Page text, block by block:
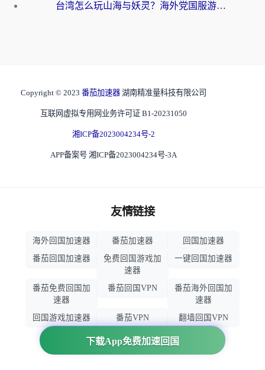
台湾怎么玩山海与妖灵？海外党国服游戏加速全攻略，告别延迟卡顿
下载App免费加速回国
Copyright © 2023 番茄加速器 湖南精准量科技有限公司
互联网虚拟专用网业务许可证 B1-20231050
湘ICP备2023004234号-2
APP备案号 湘ICP备2023004234号-3A
友情链接
海外回国加速器 番茄加速器
回国加速器
番茄回国加速器
免费回国游戏加
速器
一键回国加速器
番茄免费回国加
速器
番茄回国VPN
番茄海外回国加
速器
回国游戏加速器
番茄VPN
翻墙回国VPN
归雁加速器
回国VPN推荐